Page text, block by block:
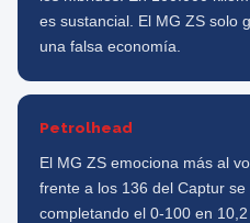
es sustancial. El MG ZS solo
una falsa economía.
Petrolhead
El MG ZS emociona más al
frente a los 136 del Captur
completando el 0-100 en